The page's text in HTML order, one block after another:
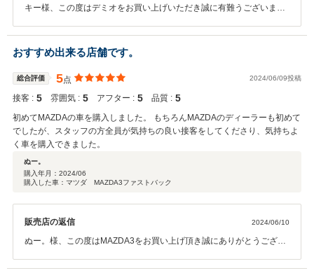
キー様、この度はデミオをお買い上げいただき誠に有難うございまし
たが、今後もご不明な点等ございましたらお気軽にお問合せ下さい。
今後のキー様のカーライフを店舗スタッフ全員でサポート致します。
当店ご利用を是非よろしくお願い申し上げます。東海マツダ販売株式
会社 豊川店 スタッフ一同
おすすめ出来る店舗です。
総合評価 5点 2024/06/09投稿
接客 : 5 雰囲気 : 5 アフター : 5 品質 : 5
初めてMAZDAの車を購入しました。 もちろんMAZDAのディーラーも初めて
でしたが、スタッフの方全員が気持ちの良い接客をしてくださり、気持ちよ
く車を購入できました。
ぬー。
購入年月： 2024/06
購入した車：マツダ MAZDA3ファストバック
販売店の返信 2024/06/10
ぬー。様、この度はMAZDA3をお買い上げ頂き誠にありがとうござい
にお住まいですので当店へアフターサービスご利用は難しいかと思い